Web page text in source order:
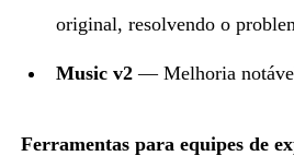
original, resolvendo o
Music v2 — Melhoria
Ferramentas para equipes de